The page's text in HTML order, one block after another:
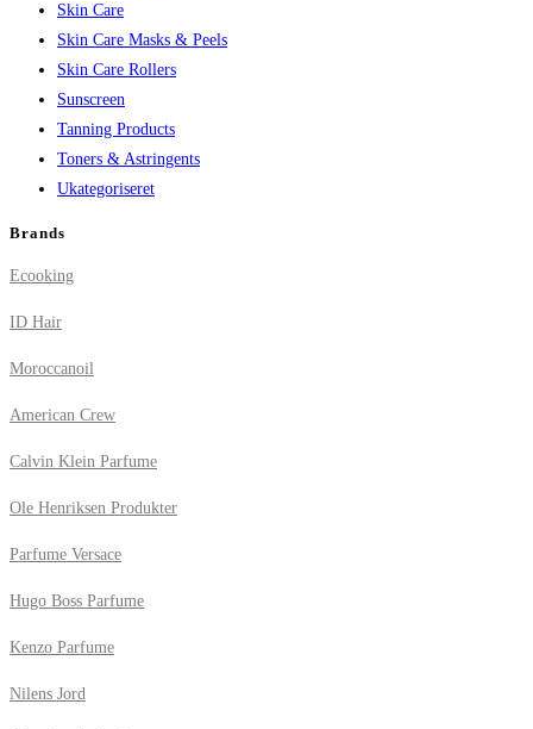
Skin Care
Skin Care Masks & Peels
Skin Care Rollers
Sunscreen
Tanning Products
Toners & Astringents
Ukategoriseret
Brands
Ecooking
ID Hair
Moroccanoil
American Crew
Calvin Klein Parfume
Ole Henriksen Produkter
Parfume Versace
Hugo Boss Parfume
Kenzo Parfume
Nilens Jord